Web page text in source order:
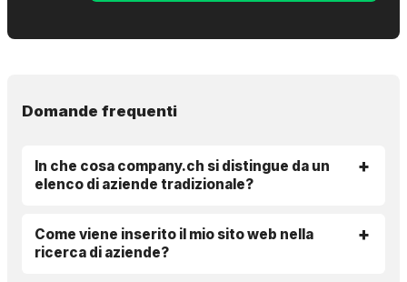
Domande frequenti
In che cosa company.ch si distingue da un
elenco di aziende tradizionale?
Come viene inserito il mio sito web nella
ricerca di aziende?